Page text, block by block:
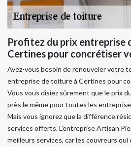
Profitez du prix entreprise
Certines pour concrétiser
Avez-vous besoin de renouveler votre
entreprise de toiture à Certines pour
Vous vous disiez sûrement que le prix
près le même pour toutes les
Mais vous ignorez que la différence
services offerts. L’entreprise Artisan
meilleurs services, car les couvreurs